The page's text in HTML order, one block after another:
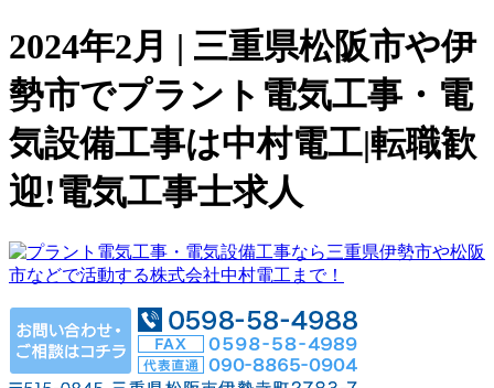
2024年2月 | 三重県松阪市や伊
勢市でプラント電気工事・電
気設備工事は中村電工|転職歓
迎!電気工事士求人